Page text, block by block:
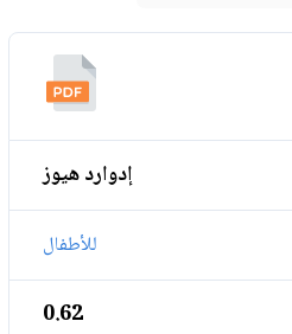
إدوارد هيوز
للأطفال
0.62